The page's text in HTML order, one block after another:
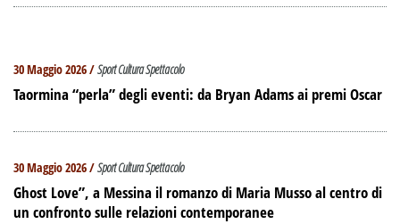
30 Maggio 2026 /Sport Cultura Spettacolo
Taormina “perla” degli eventi: da Bryan Adams ai premi Oscar
30 Maggio 2026 /Sport Cultura Spettacolo
Ghost Love”, a Messina il romanzo di Maria Musso al centro di
un confronto sulle relazioni contemporanee